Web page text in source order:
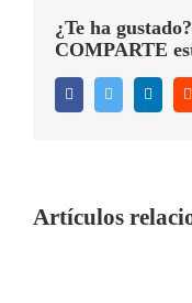
¿Te ha gustado?
COMPARTE
FacebookTwitter
Artículos